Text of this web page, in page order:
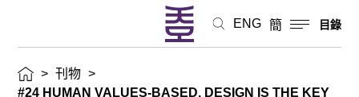
ENG 簡 目錄
> 刊物 >
#24 HUMAN VALUES-BASED, DESIGN IS THE KEY